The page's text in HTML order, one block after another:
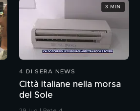
4 DI SERA NEWS
Città italiane nella morsa
del Sole
3 MIN